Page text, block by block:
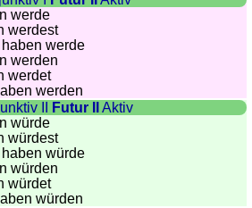
werde
werdest
werde
werden
werdet
werden
II
Futur II
Aktiv
würde
würdest
würde
würden
würdet
würden